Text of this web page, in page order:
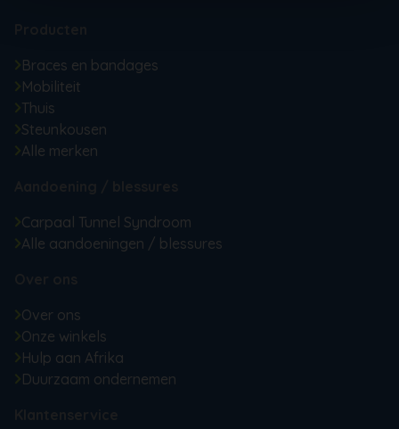
Braces en bandages
Mobiliteit
Thuis
Steunkousen
Alle merken
Carpaal Tunnel Syndroom
Alle aandoeningen / blessures
Over ons
Onze winkels
Hulp aan Afrika
Duurzaam ondernemen